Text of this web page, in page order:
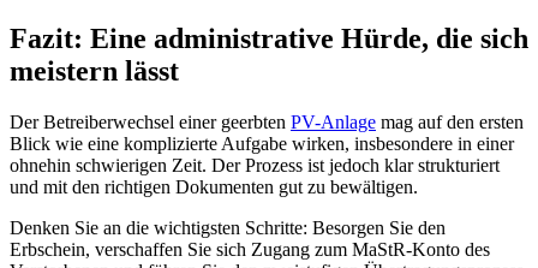
Fazit: Eine administrative Hürde, die sich
meistern lässt
Der Betreiberwechsel einer geerbten PV-Anlage mag auf den ersten
Blick wie eine komplizierte Aufgabe wirken, insbesondere in einer
ohnehin schwierigen Zeit. Der Prozess ist jedoch klar strukturiert
und mit den richtigen Dokumenten gut zu bewältigen.
Denken Sie an die wichtigsten Schritte: Besorgen Sie den
Erbschein, verschaffen Sie sich Zugang zum MaStR-Konto des